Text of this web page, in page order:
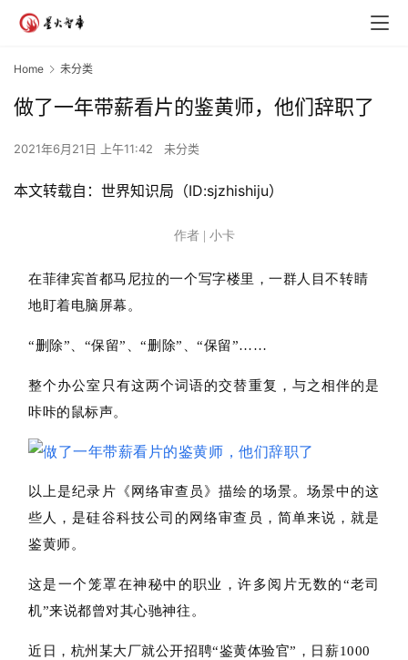
Home 未分类
做了一年带薪看片的鉴黄师，他们辞职了
2021年6月21日 上午11:42 未分类
本文转载自：世界知识局（ID:sjzhishiju）
作者 | 小卡
在菲律宾首都马尼拉的一个写字楼里，一群人目不转睛
地盯着电脑屏幕。
“删除”、“保留”、“删除”、“保留”……
整个办公室只有这两个词语的交替重复，与之相伴的是
咔咔的鼠标声。
以上是纪录片《网络审查员》描绘的场景。场景中的这
些人，是硅谷科技公司的网络审查员，简单来说，就是
鉴黄师。
这是一个笼罩在神秘中的职业，许多阅片无数的“老司
机”来说都曾对其心驰神往。
近日，杭州某大厂就公开招聘“鉴黄体验官”，日薪1000